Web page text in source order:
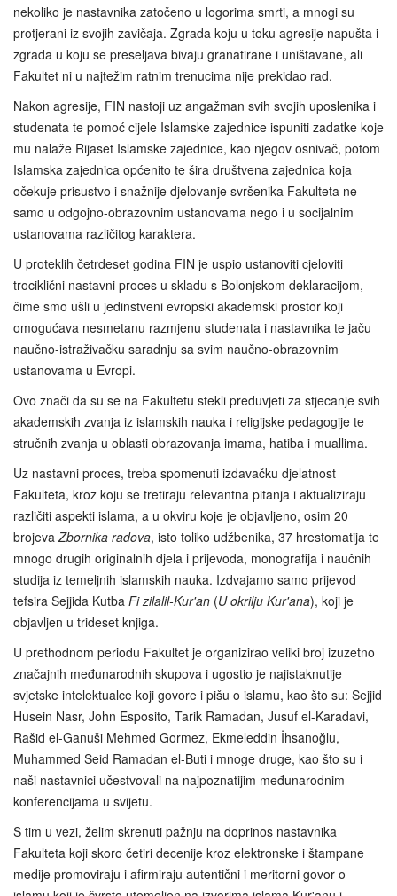
nekoliko je nastavnika zatočeno u logorima smrti, a mnogi su
protjerani iz svojih zavičaja. Zgrada koju u toku agresije napušta i
zgrada u koju se preseljava bivaju granatirane i uništavane, ali
Fakultet ni u najtežim ratnim trenucima nije prekidao rad.
Nakon agresije, FIN nastoji uz angažman svih svojih uposlenika i
studenata te pomoć cijele Islamske zajednice ispuniti zadatke koje
mu nalaže Rijaset Islamske zajednice, kao njegov osnivač, potom
Islamska zajednica općenito te šira društvena zajednica koja
očekuje prisustvo i snažnije djelovanje svršenika Fakulteta ne
samo u odgojno-obrazovnim ustanovama nego i u socijalnim
ustanovama različitog karaktera.
U proteklih četrdeset godina FIN je uspio ustanoviti cjeloviti
trociklični nastavni proces u skladu s Bolonjskom deklaracijom,
čime smo ušli u jedinstveni evropski akademski prostor koji
omogućava nesmetanu razmjenu studenata i nastavnika te jaču
naučno-istraživačku saradnju sa svim naučno-obrazovnim
ustanovama u Evropi.
Ovo znači da su se na Fakultetu stekli preduvjeti za stjecanje svih
akademskih zvanja iz islamskih nauka i religijske pedagogije te
stručnih zvanja u oblasti obrazovanja imama, hatiba i muallima.
Uz nastavni proces, treba spomenuti izdavačku djelatnost
Fakulteta, kroz koju se tretiraju relevantna pitanja i aktualiziraju
različiti aspekti islama, a u okviru koje je objavljeno, osim 20
brojeva Zbornika radova, isto toliko udžbenika, 37 hrestomatija te
mnogo drugih originalnih djela i prijevoda, monografija i naučnih
studija iz temeljnih islamskih nauka. Izdvajamo samo prijevod
tefsira Sejjida Kutba Fi zilalil-Kur'an (U okrilju Kur'ana), koji je
objavljen u trideset knjiga.
U prethodnom periodu Fakultet je organizirao veliki broj izuzetno
značajnih međunarodnih skupova i ugostio je najistaknutije
svjetske intelektualce koji govore i pišu o islamu, kao što su: Sejjid
Husein Nasr, John Esposito, Tarik Ramadan, Jusuf el-Karadavi,
Rašid el-Ganuši Mehmed Gormez, Ekmeleddin İhsanoğlu,
Muhammed Seid Ramadan el-Buti i mnoge druge, kao što su i
naši nastavnici učestvovali na najpoznatijim međunarodnim
konferencijama u svijetu.
S tim u vezi, želim skrenuti pažnju na doprinos nastavnika
Fakulteta koji skoro četiri decenije kroz elektronske i štampane
medije promoviraju i afirmiraju autentični i meritorni govor o